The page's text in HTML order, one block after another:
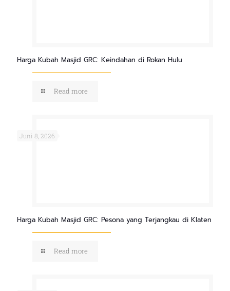
Harga Kubah Masjid GRC: Keindahan di Rokan Hulu
Read more
Juni 8, 2026
Harga Kubah Masjid GRC: Pesona yang Terjangkau di Klaten
Read more